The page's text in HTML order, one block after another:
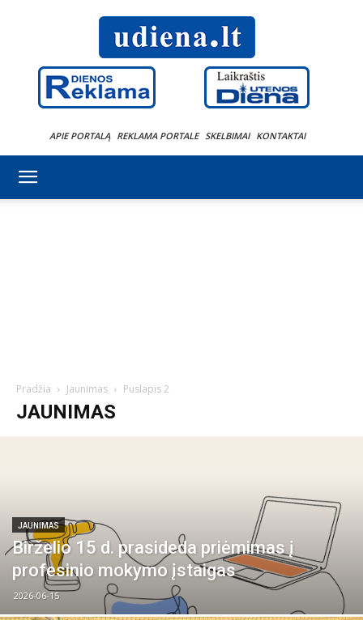
APIE PORTALĄ REKLAMA PORTALE SKELBIMAI KONTAKTAI
Pradžia Jaunimas Puslapis 2
JAUNIMAS
JAUNIMAS
Birželio 15 d. prasideda priėmimas į
profesinio mokymo įstaigas
2026-06-15